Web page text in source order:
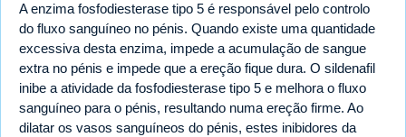
A enzima fosfodiesterase tipo 5 é responsável pelo controlo
do fluxo sanguíneo no pénis. Quando existe uma quantidade
excessiva desta enzima, impede a acumulação de sangue
extra no pénis e impede que a ereção fique dura. O sildenafil
inibe a atividade da fosfodiesterase tipo 5 e melhora o fluxo
sanguíneo para o pénis, resultando numa ereção firme. Ao
dilatar os vasos sanguíneos do pénis, estes inibidores da